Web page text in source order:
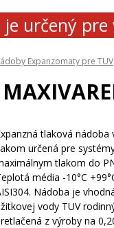
je určený
Expanzomaty pre TUV
tlaková
určená pre
tlakom do
média -10°C
Nádoba je
vody TUV
z výroby na